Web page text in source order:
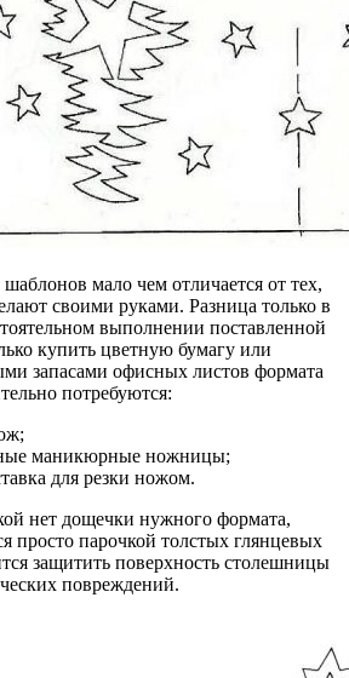
мало чем отличается от тех,
своими руками. Разница только в
выполнении поставленной
купить цветную бумагу или
запасами офисных листов формата
потребуются:
маникюрные ножницы;
для резки ножом.
нет дощечки нужного формата,
просто парочкой толстых глянцевых
защитить поверхность столешницы
повреждений.